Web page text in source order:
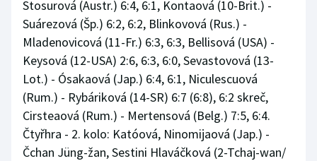
Stosurová (Austr.) 6:4, 6:1, Kontaová (10-Brit.) -
Suárezová (Šp.) 6:2, 6:2, Blinkovová (Rus.) -
Mladenovicová (11-Fr.) 6:3, 6:3, Bellisová (USA) -
Keysová (12-USA) 2:6, 6:3, 6:0, Sevastovová (13-
Lot.) - Ósakaová (Jap.) 6:4, 6:1, Niculescuová
(Rum.) - Rybáriková (14-SR) 6:7 (6:8), 6:2 skreč,
Cirsteaová (Rum.) - Mertensová (Belg.) 7:5, 6:4.
Čtyřhra - 2. kolo: Katóová, Ninomijaová (Jap.) -
Čchan Jüng-žan, Sestini Hlaváčková (2-Tchaj-wan/